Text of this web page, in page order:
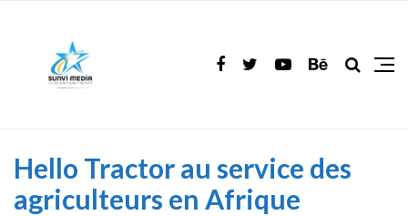
Hello Tractor au service des
agriculteurs en Afrique